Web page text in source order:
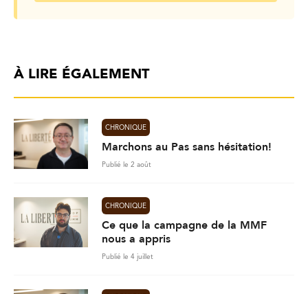
À LIRE ÉGALEMENT
CHRONIQUE
Marchons au Pas sans hésitation!
Publié le 2 août
CHRONIQUE
Ce que la campagne de la MMF
nous a appris
Publié le 4 juillet